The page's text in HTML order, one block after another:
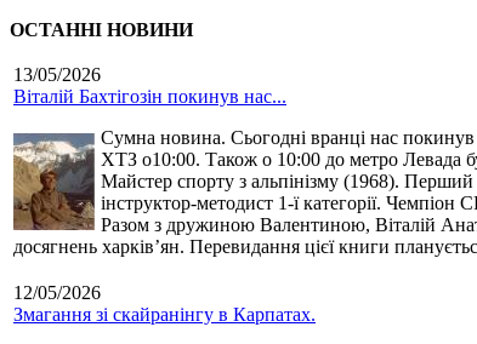
ОСТАННІ НОВИНИ
13/05/2026
Віталій Бахтігозін покинув нас...
Сумна новина. Сьогодні вранці нас покинув
ХТЗ о10:00. Також о 10:00 до метро Левада
Майстер спорту з альпінізму (1968).
інструктор-методист 1-ї категорії.
Разом з дружиною Валентиною, Віталій
досягнень харків’ян. Перевидання цієї книги
12/05/2026
Змагання зі скайранінгу в Карпатах.